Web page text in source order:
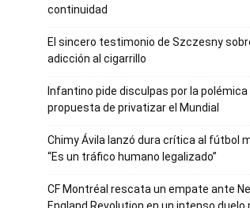
continuidad
El sincero testimonio de Szczesny
adicción al cigarrillo
Infantino pide disculpas por la polémica
propuesta de privatizar el Mundial
Chimy Ávila lanzó dura crítica al fútbol
“Es un tráfico humano legalizado”
CF Montréal rescata un empate ante